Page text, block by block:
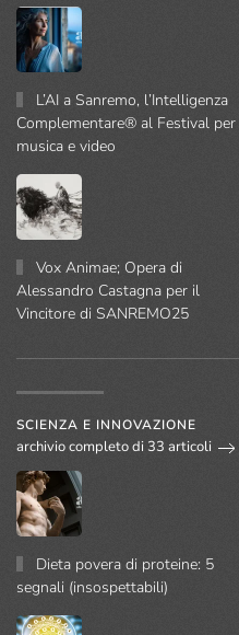
L’AI a Sanremo, l’Intelligenza
Complementare® al Festival per
musica e video
Vox Animae; Opera di
Alessandro Castagna per il
Vincitore di SANREMO25
SCIENZA E INNOVAZIONE
archivio completo di 33 articoli
Dieta povera di proteine: 5
segnali (insospettabili)